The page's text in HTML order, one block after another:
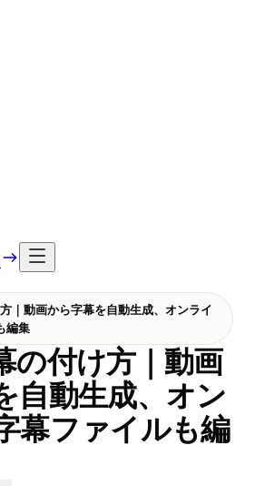
｜動画から字幕を自動生成、オンライ
編集
の付け方｜動画
自動生成、オン
幕ファイルも編